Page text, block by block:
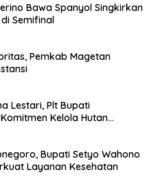
Bawa Spanyol Singkirkan
Semifinal
Pemkab Magetan
Lestari, Plt Bupati
Kelola Hutan
Bupati Setyo Wahono
Layanan Kesehatan